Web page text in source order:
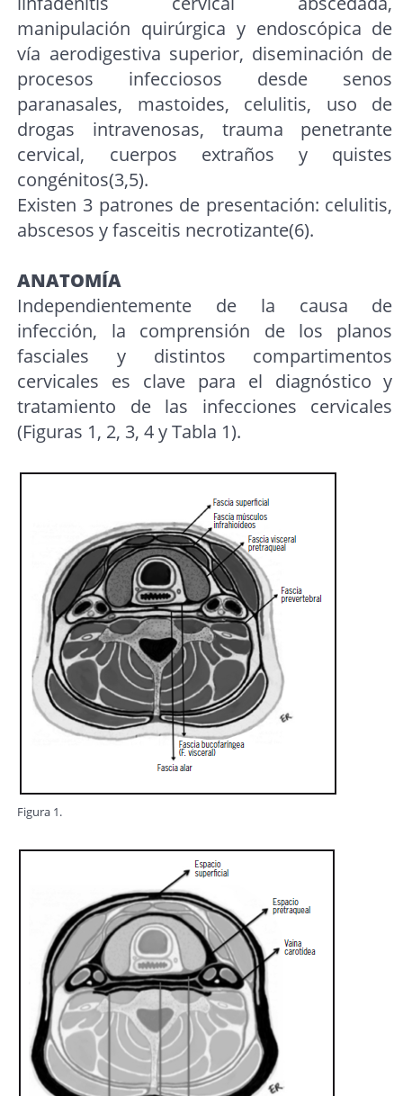
manipulación quirúrgica y endoscópica de
vía aerodigestiva superior, diseminación de
procesos infecciosos desde senos
paranasales, mastoides, celulitis, uso de
drogas intravenosas, trauma penetrante
cervical, cuerpos extraños y quistes
congénitos(3,5).
Existen 3 patrones de presentación: celulitis,
abscesos y fasceitis necrotizante(6).
ANATOMÍA
Independientemente de la causa de
infección, la comprensión de los planos
fasciales y distintos compartimentos
cervicales es clave para el diagnóstico y
tratamiento de las infecciones cervicales
(Figuras 1, 2, 3, 4 y Tabla 1).
Figura 1.